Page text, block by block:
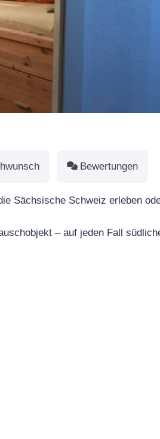
Bewertungen
Sächsische Schweiz erleben
– auf jeden Fall